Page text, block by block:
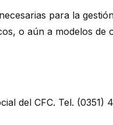
para la
o aún a modelos de
del CFC. Tel. (0351)